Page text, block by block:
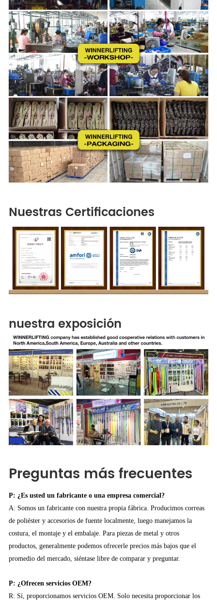
Nuestras Certificaciones
nuestra exposición
Preguntas más frecuentes
P: ¿Es usted un fabricante o una empresa comercial?
A: Somos un fabricante con nuestra propia fábrica. Producimos correas
de poliéster y accesorios de fuente localmente, luego manejamos la
costura, el montaje y el embalaje. Para piezas de metal y otros
productos, generalmente podemos ofrecerle precios más bajos que el
promedio del mercado, siéntase libre de comparar y preguntar.
P: ¿Ofrecen servicios OEM?
R: Sí, proporcionamos servicios OEM. Solo necesita proporcionar los